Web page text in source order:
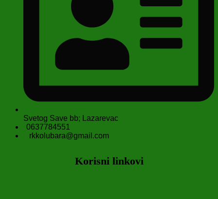
Svetog Save bb; Lazarevac
0637784551
rkkolubara@gmail.com
Korisni linkovi